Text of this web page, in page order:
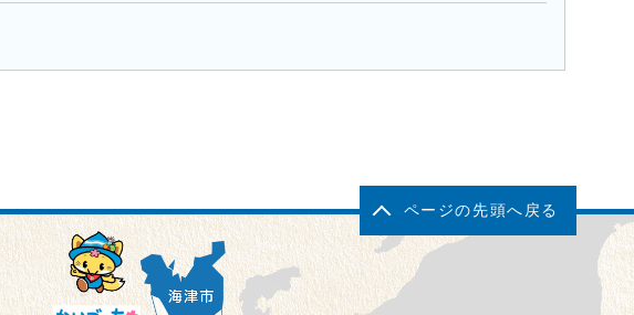
ページの先頭へ戻る